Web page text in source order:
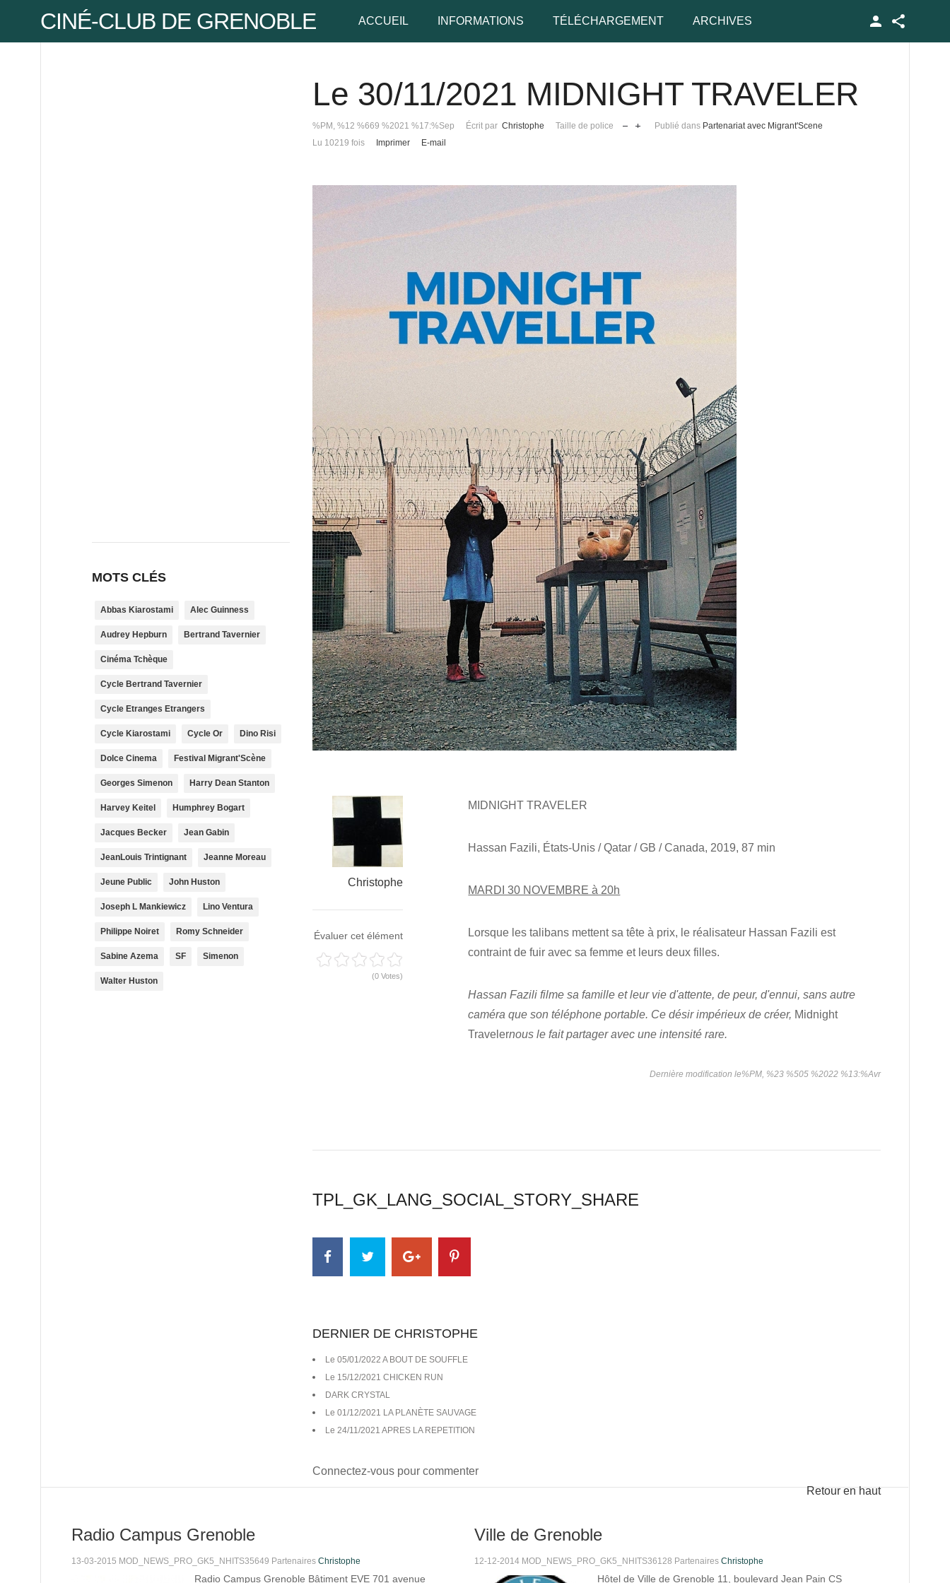
CINÉ-CLUB DE GRENOBLE ACCUEIL INFORMATIONS TÉLÉCHARGEMENT ARCHIVES
Le 30/11/2021 MIDNIGHT TRAVELER
%PM, %12 %669 %2021 %17:%Sep Écrit parChristophe Taille de police Publié dans Partenariat avec Migrant'Scene
Lu 10219 fois
Imprimer E-mail
Christophe
Évaluer cet élément
(0 Votes)
MIDNIGHT TRAVELER
Hassan Fazili, États-Unis / Qatar / GB / Canada, 2019, 87 min
MARDI 30 NOVEMBRE à 20h
Lorsque les talibans mettent sa tête à prix, le réalisateur Hassan Fazili est
contraint de fuir avec sa femme et leurs deux filles.
Hassan Fazili filme sa famille et leur vie d'attente, de peur, d'ennui, sans autre
caméra que son téléphone portable. Ce désir impérieux de créer, Midnight
Travelernous le fait partager avec une intensité rare.
Dernière modification le%PM, %23 %505 %2022 %13:%Avr
TPL_GK_LANG_SOCIAL_STORY_SHARE
DERNIER DE CHRISTOPHE
Le 05/01/2022 A BOUT DE SOUFFLE
Le 15/12/2021 CHICKEN RUN
DARK CRYSTAL
Le 01/12/2021 LA PLANÈTE SAUVAGE
Le 24/11/2021 APRES LA REPETITION
Connectez-vous pour commenter
Retour en haut
MOTS CLÉS
Abbas Kiarostami Alec Guinness
Audrey Hepburn Bertrand Tavernier
Cinéma Tchèque
Cycle Bertrand Tavernier
Cycle Etranges Etrangers
Cycle Kiarostami Cycle Or Dino Risi
Dolce Cinema Festival Migrant'Scène
Georges Simenon Harry Dean Stanton
Harvey Keitel Humphrey Bogart
Jacques Becker Jean Gabin
JeanLouis Trintignant Jeanne Moreau
Jeune Public John Huston
Joseph L Mankiewicz Lino Ventura
Philippe Noiret Romy Schneider
Sabine Azema SF Simenon
Walter Huston
Radio Campus Grenoble
13-03-2015 MOD_NEWS_PRO_GK5_NHITS35649 Partenaires Christophe
Radio Campus Grenoble Bâtiment EVE 701 avenue
Ville de Grenoble
12-12-2014 MOD_NEWS_PRO_GK5_NHITS36128 PartenairesChristophe
Hôtel de Ville de Grenoble 11, boulevard Jean Pain CS
Pseudo
Mot de passe
Mot de passe oublié ?